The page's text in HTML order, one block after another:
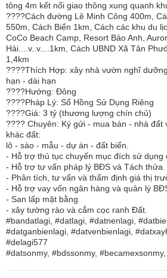
tông 4m kết nối giao thông xung quanh
????Cách đường Lê Minh Công 400m,
550m, Cách Biển 1km, Cách các khu du
CoCo Beach Camp, Resort Bảo Anh,
Hải....v..v....1km, Cách UBND Xã Tân
1,4km
????Thích Hợp: xây nhà vườn nghĩ
hạn - dài hạn
????Hướng: Đông
????Pháp Lý: Sổ Hồng Sử Dụng Riêng
????Giá: 3 tỷ (thương lượng chín chủ)
???? Chuyên: Ký gửi - mua bán - nhà đất
khác đất:
lô - sào - mẫu - dự án - đất biển.
- Hỗ trợ thủ tục chuyển mục đích sử dụng
- Hỗ trợ tư vấn pháp lý BĐS và Tách thửa.
- Phân tích, tư vấn và thẩm định giá thị
- Hỗ trợ vay vốn ngân hàng và quản lý
- San lấp mặt bằng
- xây tường rào và cắm cọc ranh Đất.
#bandatlagi, #datlagi, #datnenlagi,
#datganbienlagi, #datvenbienlagi,
#delagi577
#datsonmy, #bdssonmy,